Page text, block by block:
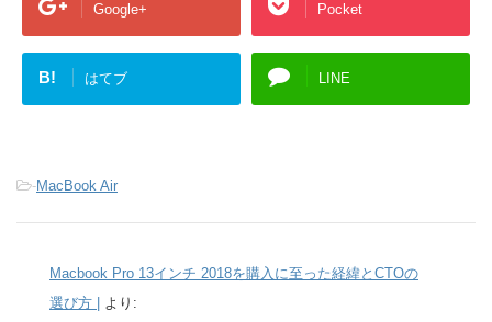
Google+ Pocket
B! はてブ LINE
-MacBook Air
Macbook Pro 13インチ 2018を購入に至った経緯とCTOの
選び方 | より: